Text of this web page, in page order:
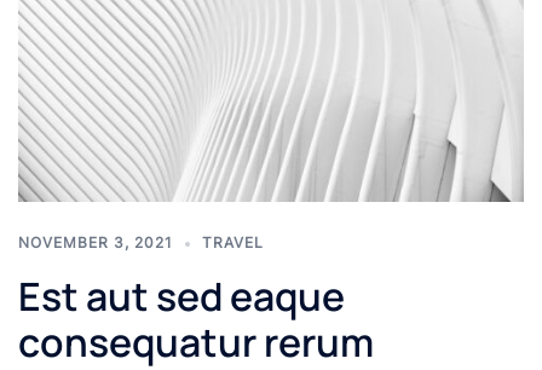
NOVEMBER 3, 2021 TRAVEL
Est aut sed eaque
consequatur rerum